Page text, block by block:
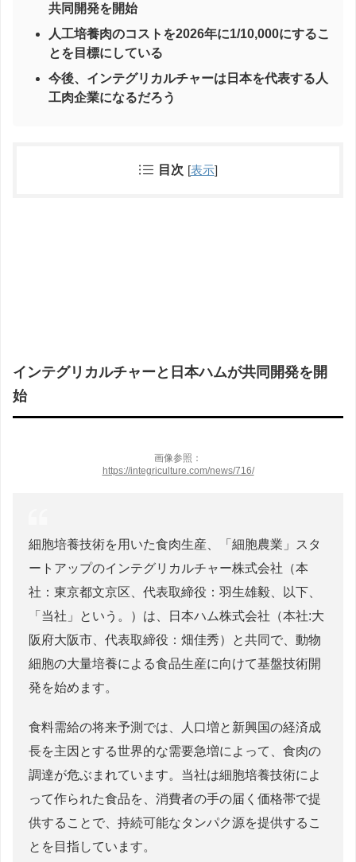
共同開発を開始
人工培養肉のコストを2026年に1/10,000にするこ
とを目標にしている
今後、インテグリカルチャーは日本を代表する人
工肉企業になるだろう
目次 [表示]
インテグリカルチャーと日本ハムが共同開発を開
始
画像参照：
https://integriculture.com/news/716/
細胞培養技術を用いた食肉生産、「細胞農業」スタ
ートアップのインテグリカルチャー株式会社（本
社：東京都文京区、代表取締役：羽生雄毅、以下、
「当社」という。）は、日本ハム株式会社（本社:大
阪府大阪市、代表取締役：畑佳秀）と共同で、動物
細胞の大量培養による食品生産に向けて基盤技術開
発を始めます。
食料需給の将来予測では、人口増と新興国の経済成
長を主因とする世界的な需要急増によって、食肉の
調達が危ぶまれています。当社は細胞培養技術によ
って作られた食品を、消費者の手の届く価格帯で提
供することで、持続可能なタンパク源を提供するこ
とを目指しています。